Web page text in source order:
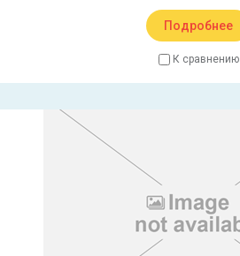
Подробнее
К сравнению